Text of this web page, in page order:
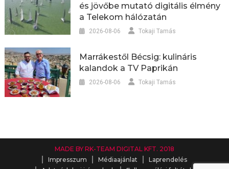
és jövőbe mutató digitális élmény
a Telekom hálózatán
2026-08-06 Tokaji Tamás
Marrákestől Bécsig: kulináris
kalandok a TV Paprikán
2026-08-06 Tokaji Tamás
MADE BY RK-TEAM DIGITAL KFT. 2018
Impresszum
Médiaajánlat
Laprendelés